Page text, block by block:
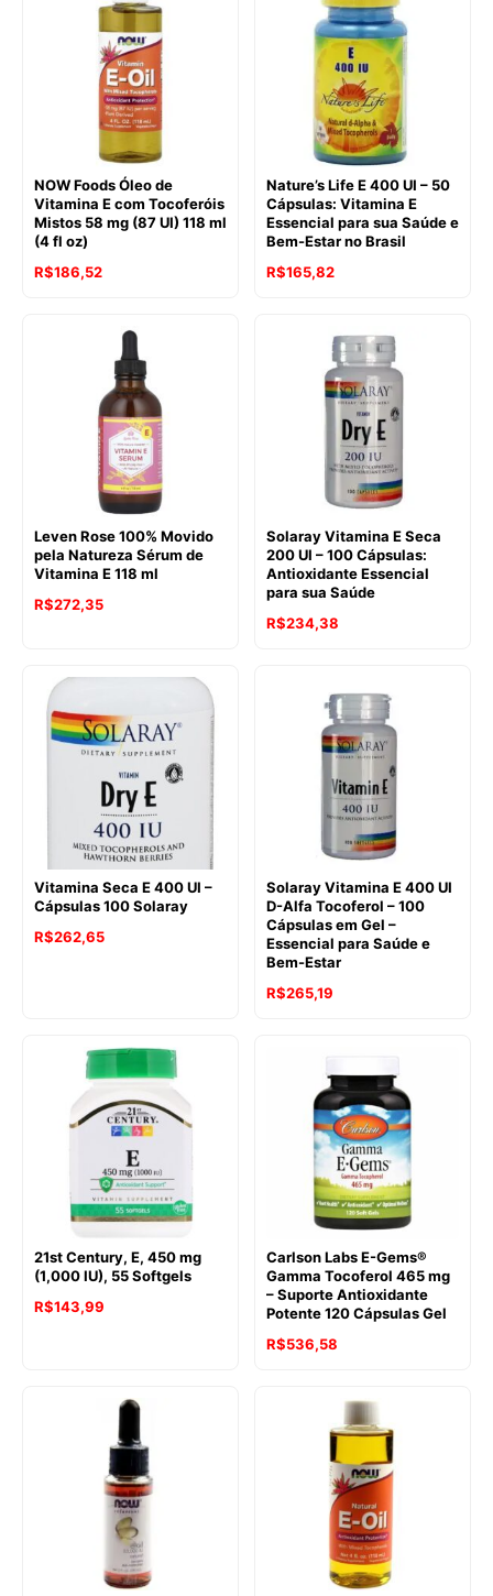
NOW Foods Óleo de
Vitamina E com Tocoferóis
Mistos 58 mg (87 UI) 118 ml
(4 fl oz)
R$186,52
Nature’s Life E 400 UI – 50
Cápsulas: Vitamina E
Essencial para sua Saúde e
Bem-Estar no Brasil
R$165,82
Leven Rose 100% Movido
pela Natureza Sérum de
Vitamina E 118 ml
R$272,35
Solaray Vitamina E Seca
200 UI – 100 Cápsulas:
Antioxidante Essencial
para sua Saúde
R$234,38
Vitamina Seca E 400 UI –
Cápsulas 100 Solaray
R$262,65
Solaray Vitamina E 400 UI
D-Alfa Tocoferol – 100
Cápsulas em Gel –
Essencial para Saúde e
Bem-Estar
R$265,19
21st Century, E, 450 mg
(1,000 IU), 55 Softgels
R$143,99
Carlson Labs E-Gems®
Gamma Tocoferol 465 mg
– Suporte Antioxidante
Potente 120 Cápsulas Gel
R$536,58